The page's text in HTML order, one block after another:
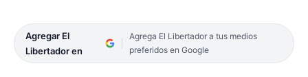
Agregar El
Libertador en
Agrega El Libertador a tus medios
preferidos en Google